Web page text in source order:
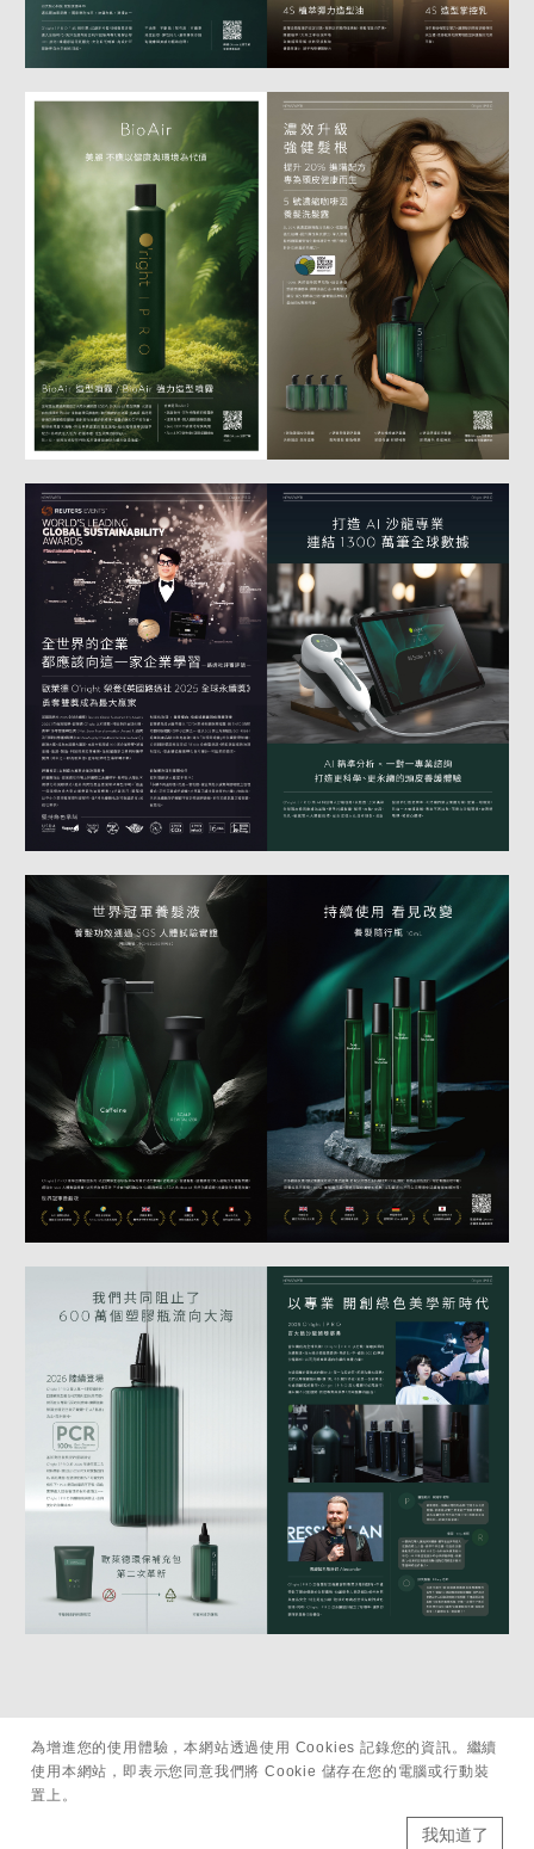
為增進您的使用體驗，本網站透過使用 Cookies 記錄您的資訊。繼續
使用本網站，即表示您同意我們將 Cookie 儲存在您的電腦或行動裝
置上。
我知道了